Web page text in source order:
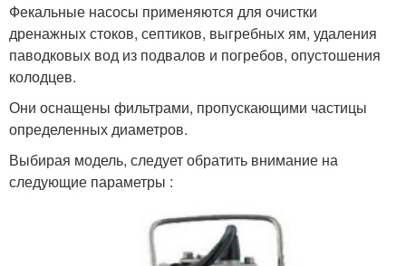
Фекальные насосы применяются для очистки
дренажных стоков, септиков, выгребных ям, удаления
паводковых вод из подвалов и погребов, опустошения
колодцев.
Они оснащены фильтрами, пропускающими частицы
определенных диаметров.
Выбирая модель, следует обратить внимание на
следующие параметры :